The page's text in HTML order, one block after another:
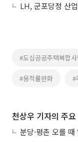
LH, 군포당정 산
#도심공공주택복합사
#용적률완화 #
천상우 기자의 주요